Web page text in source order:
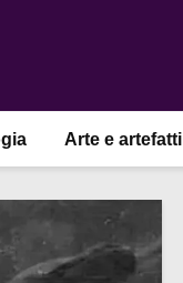
Arte e artefatti